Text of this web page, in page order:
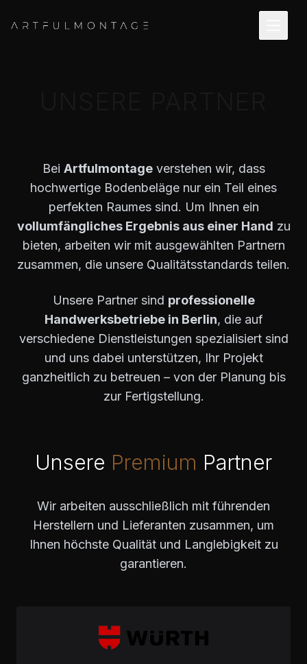
Bei Artfulmontageverstehen wir, dass
hochwertige Bodenbeläge nur ein Teil eines
perfekten Raumes sind. Um Ihnen ein
vollumfängliches Ergebnis aus einer Hand zu
bieten, arbeiten wir mit ausgewählten Partnern
zusammen, die unsere Qualitätsstandards teilen.
Unsere Partner sind professionelle
Handwerksbetriebe in Berlin, die auf
verschiedene Dienstleistungen spezialisiert sind
und uns dabei unterstützen, Ihr Projekt
ganzheitlich zu betreuen – von der Planung bis
zur Fertigstellung.
Unsere Premium Partner
Wir arbeiten ausschließlich mit führenden
Herstellern und Lieferanten zusammen, um
Ihnen höchste Qualität und Langlebigkeit zu
garantieren.